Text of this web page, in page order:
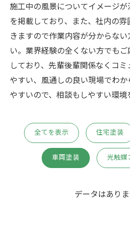
施工中の風景についてイメージ
を掲載しており、また、社内の
きますので作業内容が分からな
い。業界経験の全くない方でも
しており、先輩後輩関係なくコ
やすい、風通しの良い現場でわ
やすいので、相談もしやすい環境
全てを表示 住宅塗装
車両塗装 光触媒
データはあり